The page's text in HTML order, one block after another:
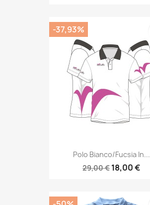
Polo Bianco/fucsia In...
29,00 € 18,00 €
-37,93%